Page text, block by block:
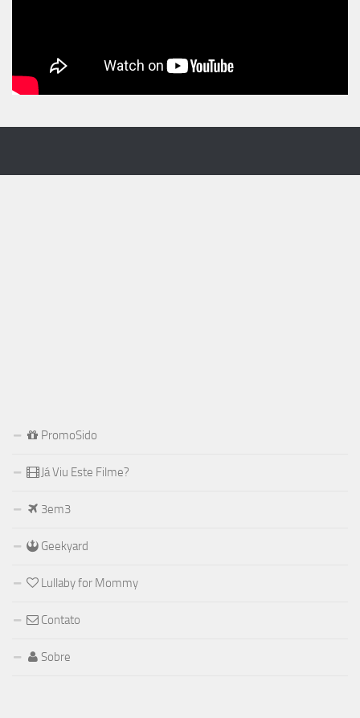
PromoSido
Já Viu Este Filme?
3em3
Geekyard
Lullaby for Mommy
Contato
Sobre